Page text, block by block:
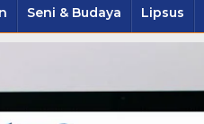
Seni & Budaya Lipsus